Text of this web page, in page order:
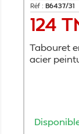
Réf : B6437/31
Prix
124
Tabouret
acier